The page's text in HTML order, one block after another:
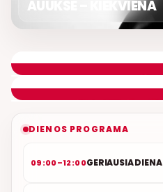
AUUKSE – KIEKVIENA
DIENOS PROGRAMA
09:00–12:00GERIAUSIA